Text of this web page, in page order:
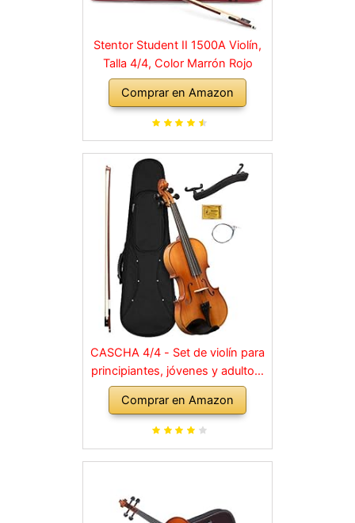
Stentor Student II 1500A Violín,
Talla 4/4, Color Marrón Rojo
Comprar en Amazon
CASCHA 4/4 - Set de violín para
principiantes, jóvenes y adultos,
violín macizo con arco, colofonia,
cuerdas de repuesto, soporte
para hombro, maletín, abeto
Comprar en Amazon